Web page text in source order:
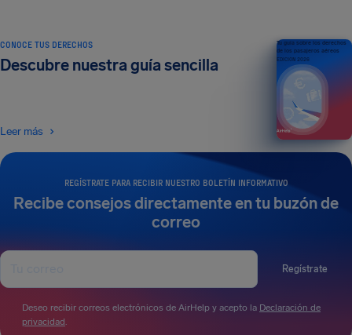
REGÍSTRATE PARA RECIBIR NUESTRO BOLETÍN INFORMATIVO
Recibe consejos directamente en tu buzón de
correo
Regístrate
Deseo recibir correos electrónicos de AirHelp y acepto la Declaración de
privacidad.
CONOCE TUS DERECHOS
Descubre nuestra guía sencilla
Leer más
Tu guía sobre los derechos
de los pasajeros aéreos
EDICIÓN 2026